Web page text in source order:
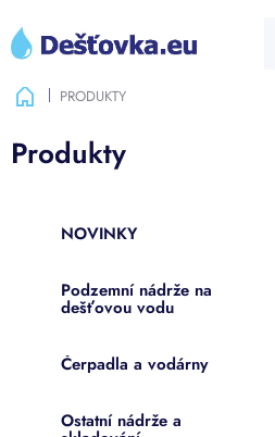
obsah
CZK
DomůPRODUKTY
Produkty
NOVINKY
Podzemní nádrže na
dešťovou vodu
Čerpadla a vodárny
Ostatní nádrže a